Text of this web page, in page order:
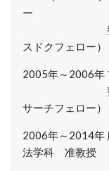
ー
整形外科バ
スドクフェロー）
2005年～2006年
サーチフェロー）
2006年～2014年
法学科 准教授